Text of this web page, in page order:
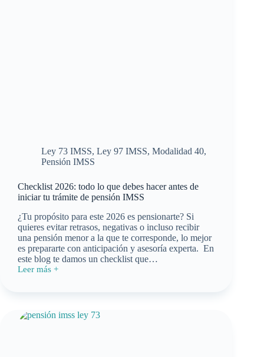
Ley 73 IMSS, Ley 97 IMSS, Modalidad 40,
Pensión IMSS
Checklist 2026: todo lo que debes hacer antes de
iniciar tu trámite de pensión IMSS
¿Tu propósito para este 2026 es pensionarte? Si
quieres evitar retrasos, negativas o incluso recibir
una pensión menor a la que te corresponde, lo mejor
es prepararte con anticipación y asesoría experta. En
este blog te damos un checklist que…
Leer más +
Checklist
que